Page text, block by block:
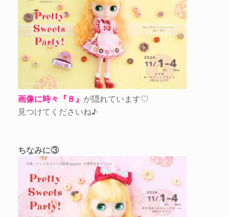
画像に時々『８』 が隠れています♡
見つけてくださいね♪
ちなみに③